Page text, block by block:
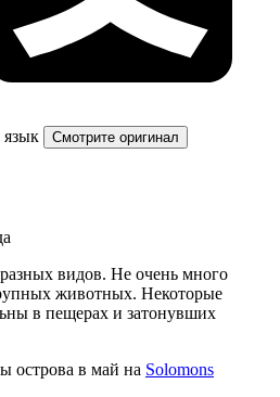
Смотрите оригинал
видов. Не очень много
животных. Некоторые
в пещерах и затонувших
острова в май на Solomons